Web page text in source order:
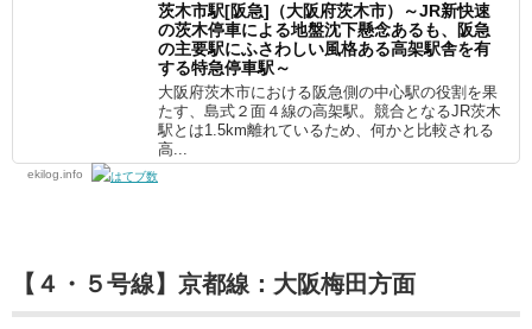
茨木市駅[阪急]（大阪府茨木市）～JR新快速
の茨木停車による地盤沈下懸念あるも、阪急
の主要駅にふさわしい風格ある高架駅舎を有
する特急停車駅～
大阪府茨木市における阪急側の中心駅の役割を果
たす、島式２面４線の高架駅。競合となるJR茨木
駅とは1.5km離れているため、何かと比較される
高...
ekilog.info
【４・５号線】京都線：大阪梅田方面